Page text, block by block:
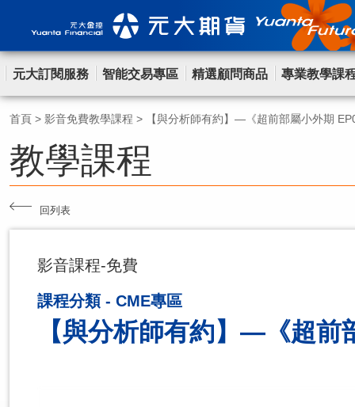
元大訂閱服務 智能交易專區 精選顧問商品 專業教學課
首頁 > 影音免費教學課程 > 【與分析師有約】—《超前部屬小外期
教學課程
回列表
影音課程-免費
課程分類 - CME專區
【與分析師有約】—《超前